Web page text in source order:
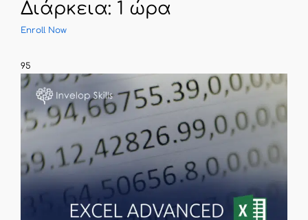
Διάρκεια: 1 ώρα
Enroll Now
95